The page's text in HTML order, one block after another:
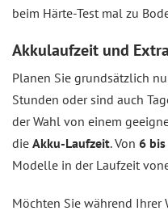
beim Härte-Test mal zu
Akkulaufzeit und
Planen Sie grundsätzlich
Stunden oder sind auch
der Wahl von einem
die Akku-Laufzeit. Von 6
Modelle in der Laufzeit
Möchten Sie während Ihrer